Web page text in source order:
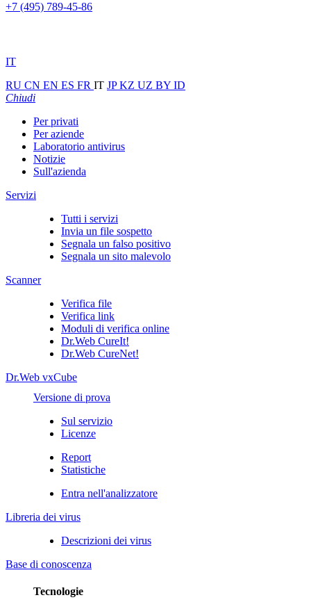
+7 (495) 789-45-86
IT
RU CN EN ES FR IT JPKZ UZ BY ID
Chiudi
Per privati
Per aziende
Laboratorio antivirus
Notizie
Sull'azienda
Servizi
Tutti i servizi
Invia un file sospetto
Segnala un falso positivo
Segnala un sito malevolo
Scanner
Verifica file
Verifica link
Moduli di verifica online
Dr.Web CureIt!
Dr.Web CureNet!
Dr.Web vxCube
Versione di prova
Sul servizio
Licenze
Report
Statistiche
Entra nell'analizzatore
Libreria dei virus
Descrizioni dei virus
Base di conoscenza
Tecnologie